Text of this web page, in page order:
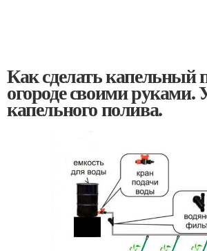
Как сделать капельный
огороде своими руками.
капельного полива.